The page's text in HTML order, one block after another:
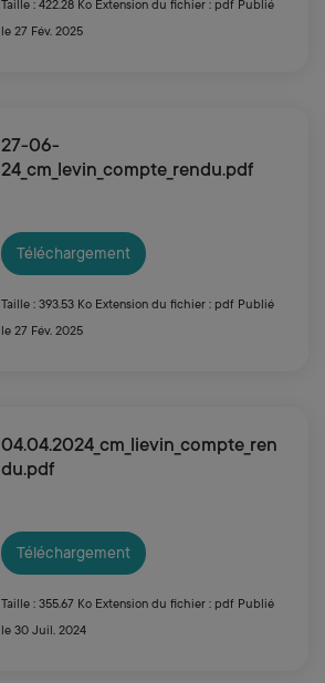
Taille : 422.28 Ko Extension du fichier : pdf Publié
le 27 Fév. 2025
27-06-
24_cm_levin_compte_rendu.pdf
Téléchargement
Taille : 393.53 Ko Extension du fichier : pdf Publié
le 27 Fév. 2025
04.04.2024_cm_lievin_compte_ren
du.pdf
Téléchargement
Taille : 355.67 Ko Extension du fichier : pdf Publié
le 30 Juil. 2024